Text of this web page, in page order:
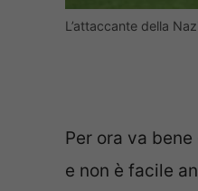
L’attaccante della
Per ora va bene
e non è facile